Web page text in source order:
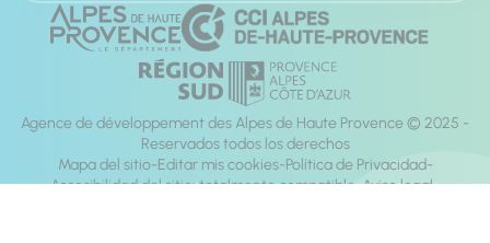
Agence de développement des Alpes de Haute Provence © 2025 -
Reservados todos los derechos
Mapa del sitio Editar mis cookies Política de Privacidad
Accesibilidad del sitio: totalmente compatible Aviso legal